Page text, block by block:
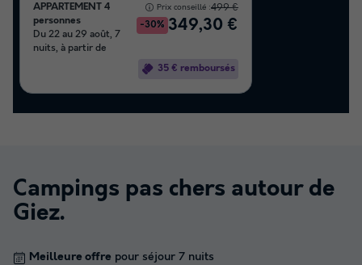
APPARTEMENT 4
personnes
Du 22 au 29 août, 7
nuits, à partir de
Prix conseillé :499 €
-30% 349,30 €
35 € remboursés
Campings pas chers autour de
Giez.
Meilleure offre pour séjour 7 nuits